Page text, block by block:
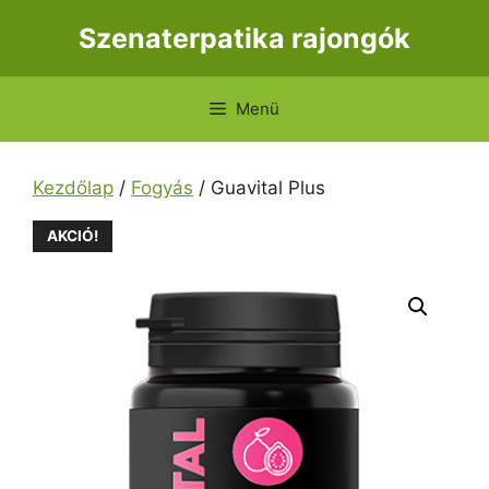
Szenaterpatika rajongók
Menü
Kezdőlap / Fogyás / Guavital Plus
AKCIÓ!